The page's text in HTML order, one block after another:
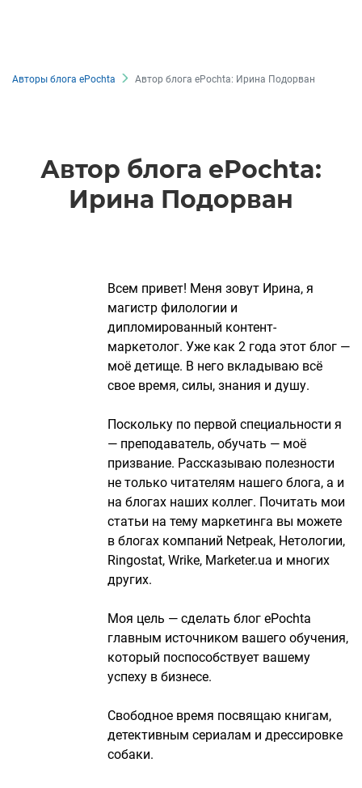
Авторы блога ePochta Автор блога ePochta: Ирина Подорван
Автор блога ePochta:
Ирина Подорван
Всем привет! Меня зовут Ирина, я
магистр филологии и
дипломированный контент-
маркетолог. Уже как 2 года этот блог —
моё детище. В него вкладываю всё
свое время, силы, знания и душу.
Поскольку по первой специальности я
— преподаватель, обучать — моё
призвание. Рассказываю полезности
не только читателям нашего блога, а и
на блогах наших коллег. Почитать мои
статьи на тему маркетинга вы можете
в блогах компаний Netpeak, Нетологии,
Ringostat, Wrike, Marketer.ua и многих
других.
Моя цель — сделать блог ePochta
главным источником вашего обучения,
который поспособствует вашему
успеху в бизнесе.
Свободное время посвящаю книгам,
детективным сериалам и дрессировке
собаки.